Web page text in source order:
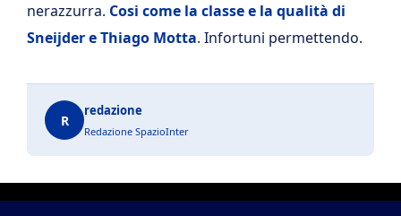
nerazzurra. Cosi come la classe e la qualità di
Sneijder e Thiago Motta. Infortuni permettendo.
R
redazione
Redazione SpazioInter